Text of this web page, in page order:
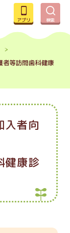
アプリ 検索
等訪問歯科健康
入者向
健康診